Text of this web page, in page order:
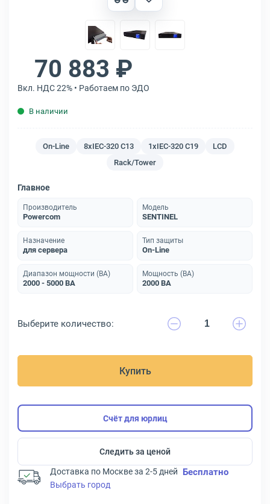
70 883 ₽
Вкл. НДС 22% • Работаем по ЭДО
В наличии
On-Line 8xIEC-320 C13 1xIEC-320 C19
LCD
Rack/Tower
Главное
Производитель
Powercom
Модель
SENTINEL
Назначение
для сервера
Тип защиты
On-Line
Диапазон мощности (ВА)
2000 - 5000 ВА
Мощность (ВА)
2000 ВА
Выберите количество:
Купить
Счёт для юрлиц
Следить за ценой
Доставка по Москве за 2-5 дней Бесплатно
Выбрать город